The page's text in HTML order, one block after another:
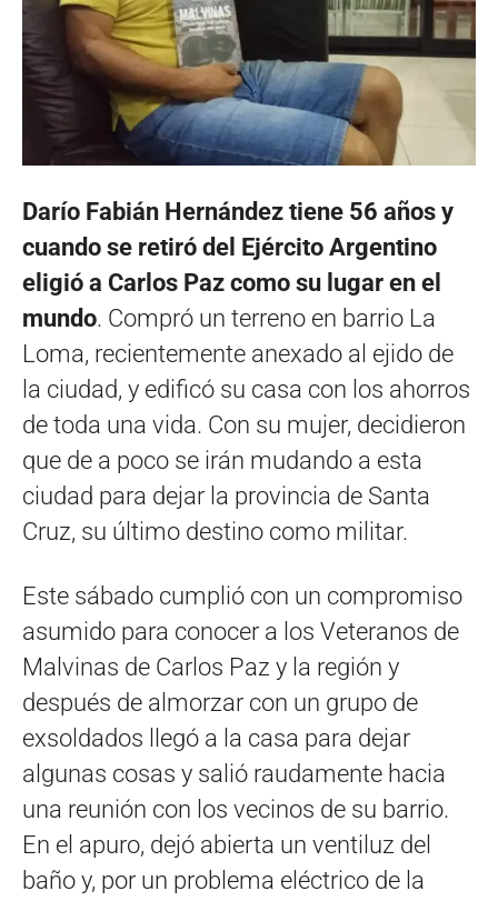
Darío Fabián Hernández tiene 56 años y
cuando se retiró del Ejército Argentino
eligió a Carlos Paz como su lugar en el
mundo. Compró un terreno en barrio La
Loma, recientemente anexado al ejido de
la ciudad, y edificó su casa con los ahorros
de toda una vida. Con su mujer, decidieron
que de a poco se irán mudando a esta
ciudad para dejar la provincia de Santa
Cruz, su último destino como militar.
Este sábado cumplió con un compromiso
asumido para conocer a los Veteranos de
Malvinas de Carlos Paz y la región y
después de almorzar con un grupo de
exsoldados llegó a la casa para dejar
algunas cosas y salió raudamente hacia
una reunión con los vecinos de su barrio.
En el apuro, dejó abierta un ventiluz del
baño y, por un problema eléctrico de la